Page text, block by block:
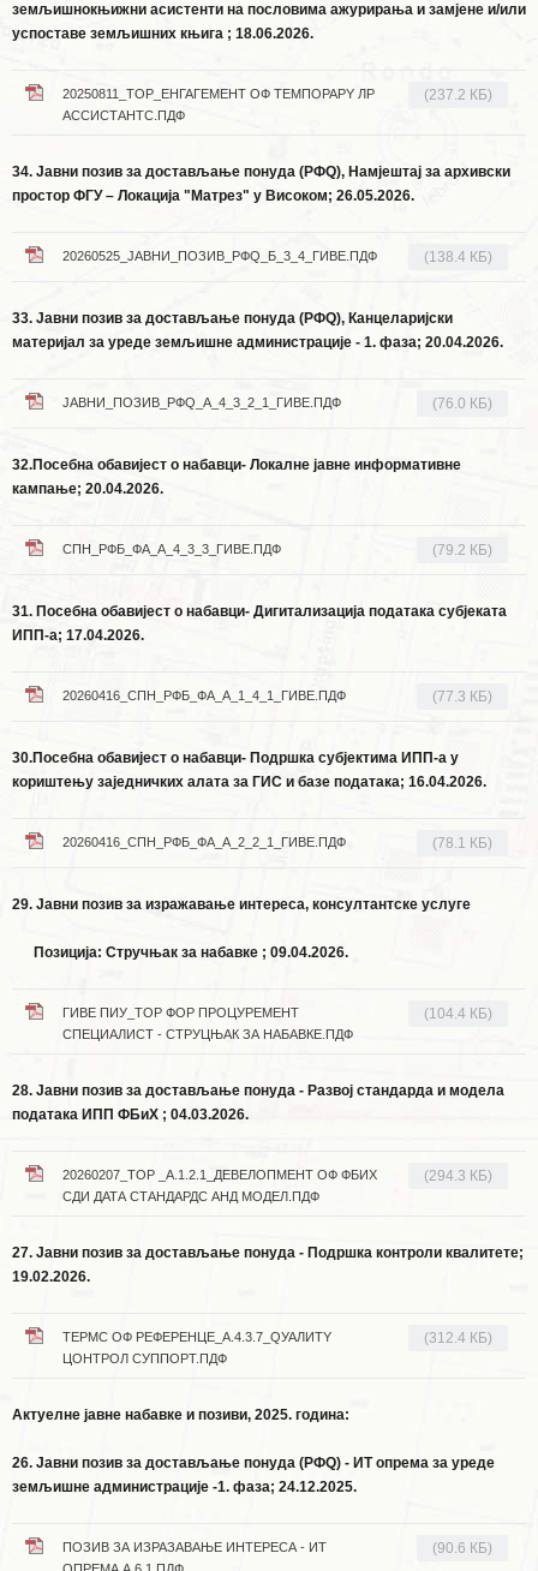
земљишнокњижни асистенти на пословима ажурирања и замјене и/или
успоставе земљишних књига ; 18.06.2026.
20250811_ТОР_ЕНГАГЕМЕНТ ОФ ТЕМПОРАРY ЛР
АССИСТАНТС.ПДФ
(237.2 КБ)
34. Јавни позив за достављање понуда (РФQ), Намјештај за архивски
простор ФГУ – Локација "Матрез" у Високом; 26.05.2026.
20260525_ЈАВНИ_ПОЗИВ_РФQ_Б_3_4_ГИВЕ.ПДФ (138.4 КБ)
33. Јавни позив за достављање понуда (РФQ), Канцеларијски
материјал за уреде земљишне администрације - 1. фаза; 20.04.2026.
ЈАВНИ_ПОЗИВ_РФQ_А_4_3_2_1_ГИВЕ.ПДФ (76.0 КБ)
32.Посебна обавијест о набавци- Локалне јавне информативне
кампање; 20.04.2026.
СПН_РФБ_ФА_А_4_3_3_ГИВЕ.ПДФ (79.2 КБ)
31. Посебна обавијест о набавци- Дигитализација података субјеката
ИПП-а; 17.04.2026.
20260416_СПН_РФБ_ФА_А_1_4_1_ГИВЕ.ПДФ (77.3 КБ)
30.Посебна обавијест о набавци- Подршка субјектима ИПП-а у
кориштењу заједничких алата за ГИС и базе података; 16.04.2026.
20260416_СПН_РФБ_ФА_А_2_2_1_ГИВЕ.ПДФ (78.1 КБ)
29. Јавни позив за изражавање интереса, консултантске услуге
Позиција: Стручњак за набавке ; 09.04.2026.
ГИВЕ ПИУ_ТОР ФОР ПРОЦУРЕМЕНТ
СПЕЦИАЛИСТ - СТРУЦЊАК ЗА НАБАВКЕ.ПДФ
(104.4 КБ)
28. Јавни позив за достављање понуда - Развој стандарда и модела
података ИПП ФБиХ ; 04.03.2026.
20260207_ТОР _А.1.2.1_ДЕВЕЛОПМЕНТ ОФ ФБИХ
СДИ ДАТА СТАНДАРДС АНД МОДЕЛ.ПДФ
(294.3 КБ)
27. Јавни позив за достављање понуда - Подршка контроли квалитете;
19.02.2026.
ТЕРМС ОФ РЕФЕРЕНЦЕ_А.4.3.7_QУАЛИТY
ЦОНТРОЛ СУППОРТ.ПДФ
(312.4 КБ)
Актуелне јавне набавке и позиви, 2025. година:
26. Јавни позив за достављање понуда (РФQ) - ИТ опрема за уреде
земљишне администрације -1. фаза; 24.12.2025.
ПОЗИВ ЗА ИЗРАЗАВАЊЕ ИНТЕРЕСА - ИТ
(90.6 КБ)